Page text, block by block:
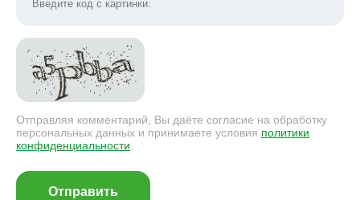
Отправляя комментарий, Вы даёте согласие на обработку
персональных данных и принимаете условия политики
конфиденциальности.
Отправить